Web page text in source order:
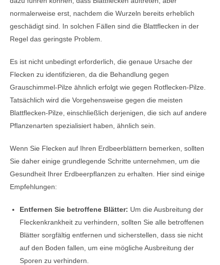
normalerweise erst, nachdem die Wurzeln bereits erheblich
geschädigt sind. In solchen Fällen sind die Blattflecken in der
Regel das geringste Problem.
Es ist nicht unbedingt erforderlich, die genaue Ursache der
Flecken zu identifizieren, da die Behandlung gegen
Grauschimmel-Pilze ähnlich erfolgt wie gegen Rotflecken-Pilze.
Tatsächlich wird die Vorgehensweise gegen die meisten
Blattflecken-Pilze, einschließlich derjenigen, die sich auf andere
Pflanzenarten spezialisiert haben, ähnlich sein.
Wenn Sie Flecken auf Ihren Erdbeerblättern bemerken, sollten
Sie daher einige grundlegende Schritte unternehmen, um die
Gesundheit Ihrer Erdbeerpflanzen zu erhalten. Hier sind einige
Empfehlungen:
Entfernen Sie betroffene Blätter: Um die Ausbreitung der
Fleckenkrankheit zu verhindern, sollten Sie alle betroffenen
Blätter sorgfältig entfernen und sicherstellen, dass sie nicht
auf den Boden fallen, um eine mögliche Ausbreitung der
Sporen zu verhindern.